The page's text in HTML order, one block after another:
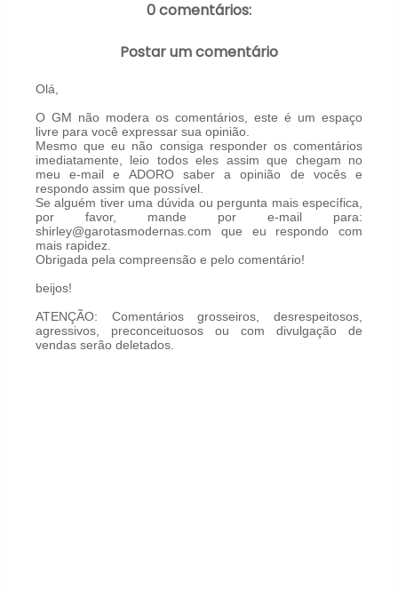
0 comentários:
Postar um comentário
Olá,
O GM não modera os comentários, este é um espaço
livre para você expressar sua opinião.
Mesmo que eu não consiga responder os comentários
imediatamente, leio todos eles assim que chegam no
meu e-mail e ADORO saber a opinião de vocês e
respondo assim que possível.
Se alguém tiver uma dúvida ou pergunta mais específica,
por favor, mande por e-mail para:
shirley@garotasmodernas.com que eu respondo com
mais rapidez.
Obrigada pela compreensão e pelo comentário!
beijos!
ATENÇÃO: Comentários grosseiros, desrespeitosos,
agressivos, preconceituosos ou com divulgação de
vendas serão deletados.